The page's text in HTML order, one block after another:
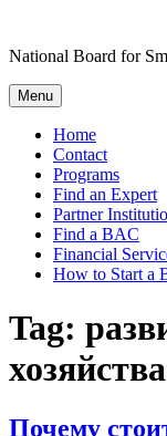
content
National Board for
Menu
Home
Contact
Programs
Find an Expert
Partner
Find a BAC
Financial
How to Start a
Tag:
хозяйства
Почему